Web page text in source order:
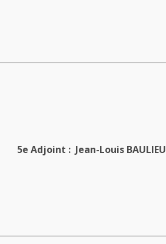
5e Adjoint : Jean-Louis BAULIEU